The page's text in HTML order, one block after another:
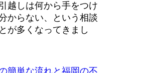
越しは何から手をつけ
からない、という相談
が多くなってきまし
簡単な流れと福岡の不